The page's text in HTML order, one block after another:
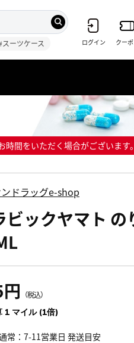
スーツケース ログイン クー
間をいただく場合がございます
ドラッグe-shop
ビックヤマト
（税込）
1 マイル (1倍)
常：7-11営業日 発送目安